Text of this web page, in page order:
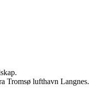
Tromsø lufthavn Langnes.